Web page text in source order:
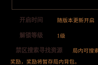
开启时间 随版本更新开启
解锁等级 1级
禁区搜索寻找资源
局内可搜
奖励，奖励将暂存局内背包。